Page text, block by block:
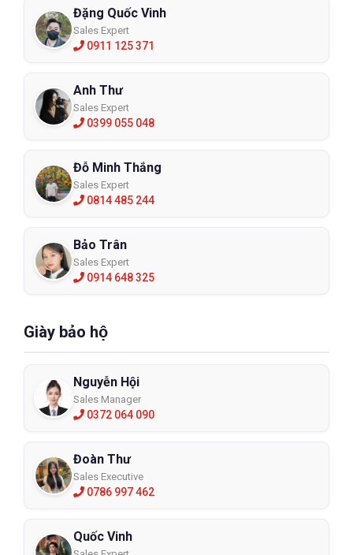
Đặng Quốc Vinh
Sales Expert
0911 125 371
Anh Thư
Sales Expert
0399 055 048
Đỗ Minh Thắng
Sales Expert
0814 485 244
Bảo Trân
Sales Expert
0914 648 325
Giày bảo hộ
Nguyễn Hội
Sales Manager
0372 064 090
Đoàn Thư
Sales Executive
0786 997 462
Quốc Vinh